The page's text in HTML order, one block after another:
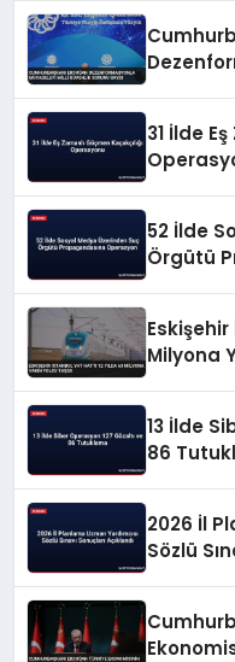
31 İlde
52 İlde
Örgütü
Eskişehir
Milyona
13 İlde
86
2026 İl
Sözlü